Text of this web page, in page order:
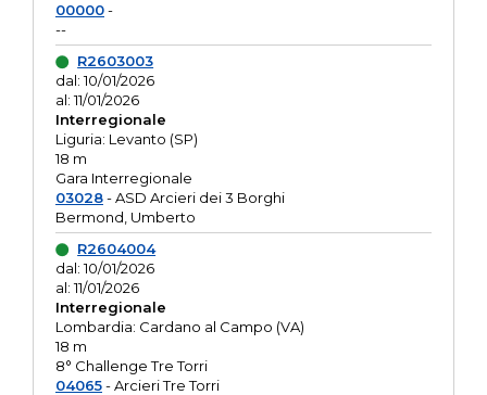
00000-
--
R2603003
dal: 10/01/2026
al: 11/01/2026
Interregionale
Liguria: Levanto (SP)
18 m
Gara Interregionale
03028- ASD Arcieri dei 3 Borghi
Bermond, Umberto
R2604004
dal: 10/01/2026
al: 11/01/2026
Interregionale
Lombardia: Cardano al Campo (VA)
18 m
8° Challenge Tre Torri
04065- Arcieri Tre Torri